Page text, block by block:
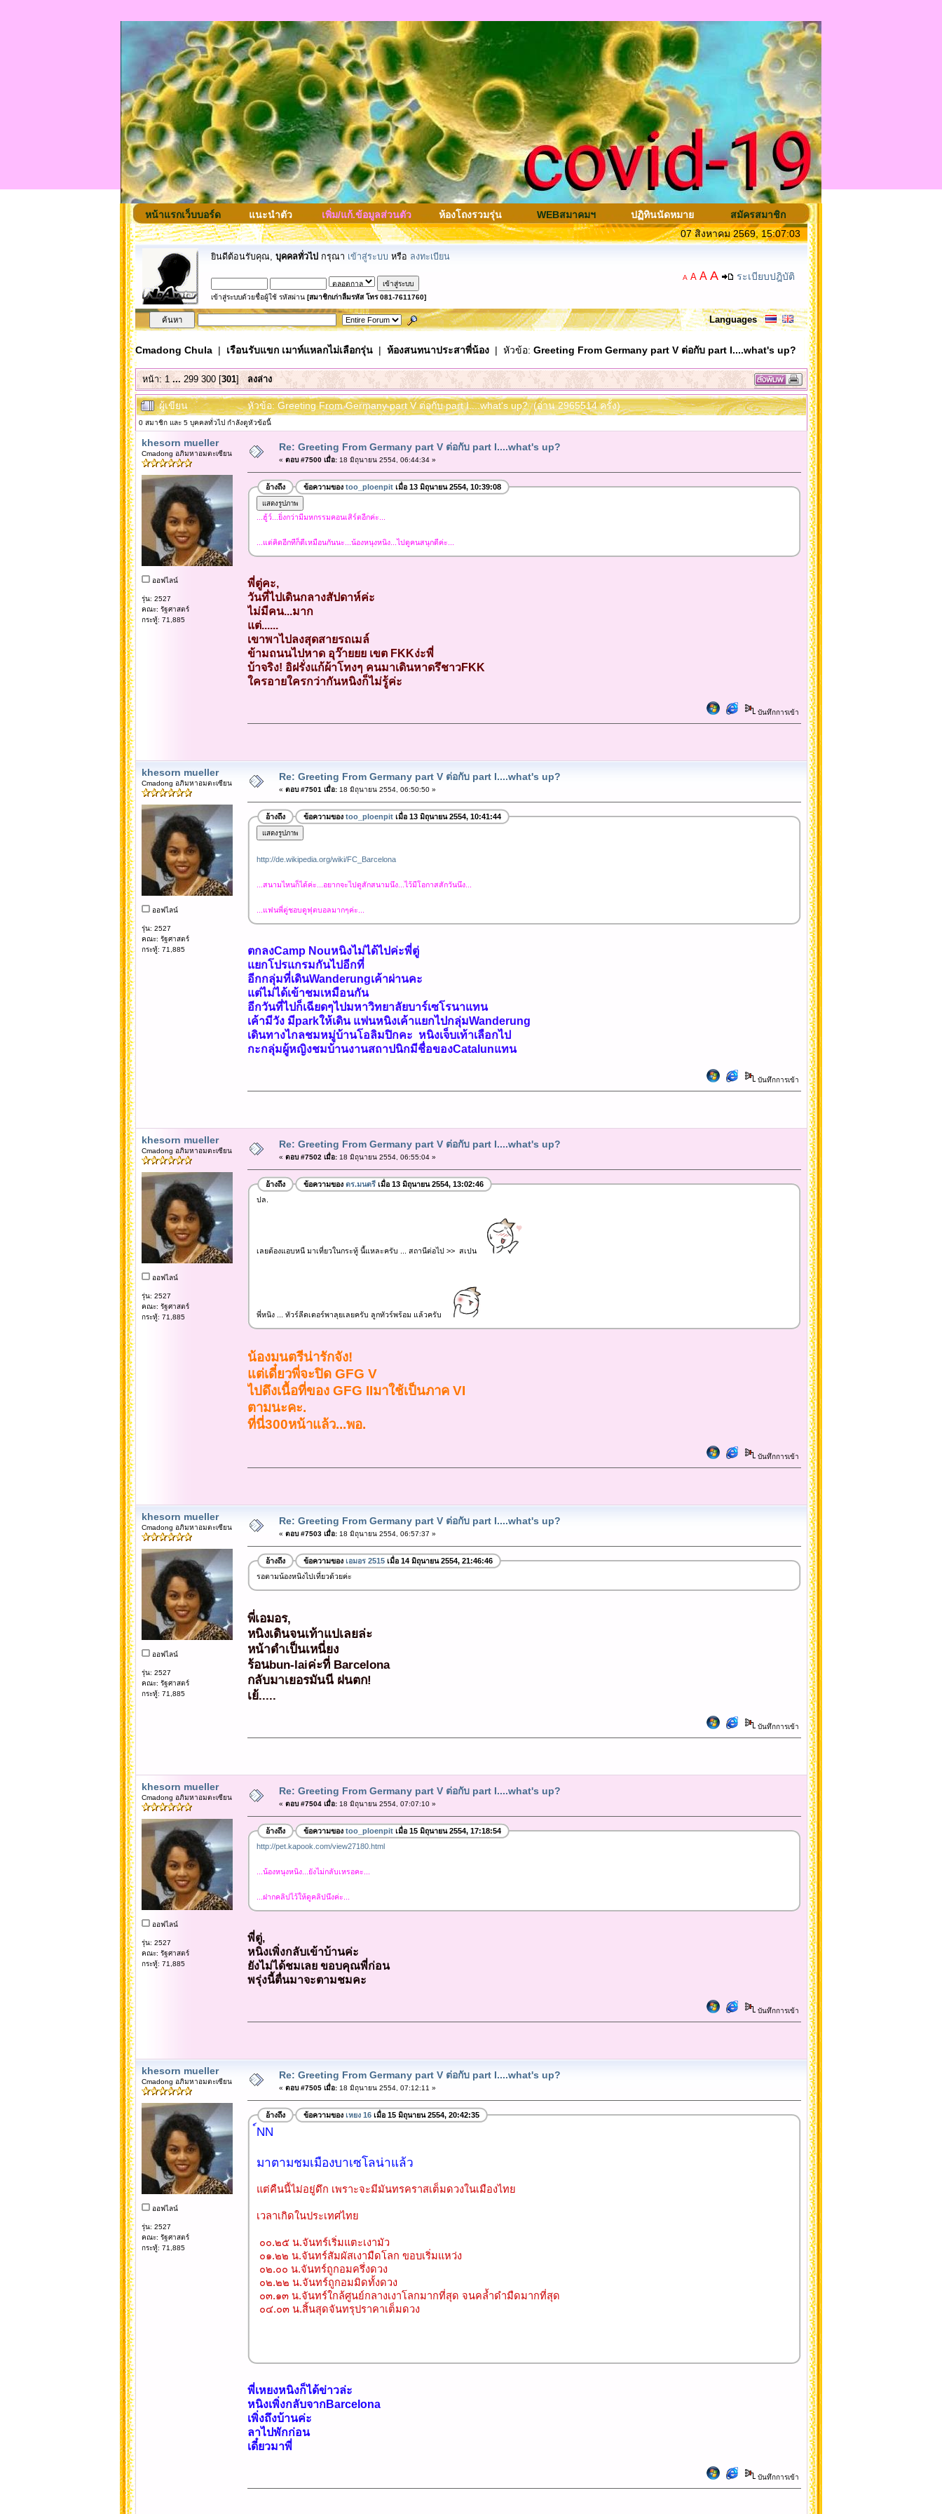
หน้าแรกเว็บบอร์ด แนะนำตัว เพิ่ม/แก้.ข้อมูลส่วนตัว ห้องโถงรวมรุ่น WEBสมาคมฯ ปฏิทินนัดหมาย
สมัครสมาชิก
07 สิงหาคม 2569, 15:07:03
ยินดีต้อนรับคุณ, บุคคลทั่วไป กรุณา เข้าสู่ระบบ หรือ ลงทะเบียน
เข้าสู่ระบบด้วยชื่อผู้ใช้ รหัสผ่าน [สมาชิกเก่าลืมรหัส โทร 081-7611760]
A A A A ระเบียบปฎิบัติ
Languages
Cmadong Chula| เรือนรับแขก เมาท์แหลกไม่เลือกรุ่น| ห้องสนทนาประสาพี่น้อง| หัวข้อ: Greeting From Germany part V ต่อกับ part I....what's up?
หน้า:1 ... 299 300[301]ลงล่าง
ผู้เขียน หัวข้อ: Greeting From Germany part V ต่อกับ part I....what's up? (อ่าน 2965514 ครั้ง)
0 สมาชิก และ 5 บุคคลทั่วไป กำลังดูหัวข้อนี้
khesorn mueller
Cmadong อภิมหาอมตะเซียน
ออฟไลน์
รุ่น: 2527
คณะ: รัฐศาสตร์
กระทู้: 71,885
Re: Greeting From Germany part V ต่อกับ part I....what's up?
« ตอบ #7500 เมื่อ:18 มิถุนายน 2554, 06:44:34 »
อ้างถึง ข้อความของ too_ploenpitเมื่อ 13 มิถุนายน 2554, 10:39:08
...ฮู้ว์...ยิ่งกว่ามีมหกรรมคอนเสิร์ตอีกค่ะ...
...แต่คิดอีกทีก็ดีเหมือนกันนะ...น้องหนุงหนิง...ไปดูคนสนุกดีค่ะ...
พี่ตู่คะ,
วันที่ไปเดินกลางสัปดาห์ค่ะ
ไม่มีคน...มาก
แต่......
เขาพาไปลงสุดสายรถเมล์
ข้ามถนนไปหาด อุว๊ายยย เขต FKKง่ะพี่
บ้าจริง! อิฝรั่งแก้ผ้าโทงๆ คนมาเดินหาดรึชาวFKK
ใครอายใครกว่ากันหนิงก็ไม่รู้ค่ะ
บันทึกการเข้า
khesorn mueller
Cmadong อภิมหาอมตะเซียน
ออฟไลน์
รุ่น: 2527
คณะ: รัฐศาสตร์
กระทู้: 71,885
Re: Greeting From Germany part V ต่อกับ part I....what's up?
« ตอบ #7501 เมื่อ:18 มิถุนายน 2554, 06:50:50 »
อ้างถึง ข้อความของ too_ploenpitเมื่อ 13 มิถุนายน 2554, 10:41:44
http://de.wikipedia.org/wiki/FC_Barcelona
...สนามไหนก็ได้ค่ะ...อยากจะไปดูสักสนามนึง...ไว้มีโอกาสสักวันนึง...
...แฟนพี่ตู่ชอบดูฟุตบอลมากๆค่ะ...
ตกลงCamp Nouหนิงไม่ได้ไปค่ะพี่ตู่
แยกโปรแกรมกันไปอีกที่
อีกกลุ่มที่เดินWanderungเค้าผ่านคะ
แต่ไม่ได้เข้าชมเหมือนกัน
อีกวันที่ไปก็เฉียดๆไปมหาวิทยาลัยบาร์เซโรนาแทน
เค้ามีวัง มีparkให้เดิน แฟนหนิงเค้าแยกไปกลุ่มWanderung
เดินทางไกลชมหมู่บ้านโอลิมปิกคะ หนิงเจ็บเท้าเลือกไป
กะกลุ่มผู้หญิงชมบ้านงานสถาปนิกมีชื่อของCatalunแทน
บันทึกการเข้า
khesorn mueller
Cmadong อภิมหาอมตะเซียน
ออฟไลน์
รุ่น: 2527
คณะ: รัฐศาสตร์
กระทู้: 71,885
Re: Greeting From Germany part V ต่อกับ part I....what's up?
« ตอบ #7502 เมื่อ:18 มิถุนายน 2554, 06:55:04 »
อ้างถึง ข้อความของ ดร.มนตรีเมื่อ 13 มิถุนายน 2554, 13:02:46
ปล.
เลยต้องแอบหนี มาเที่ยวในกระทู้ นี้แหละครับ ... สถานีต่อไป >> สเปน
พี่หนิง ... ทัวร์ลีดเดอร์พาลุยเลยครับ ลูกทัวร์พร้อม แล้วครับ
น้องมนตรีน่ารักจัง!
แต่เดี๋ยวพี่จะปิด GFG V
ไปดึงเนื้อที่ของ GFG IIมาใช้เป็นภาค VI
ตามนะคะ.
ที่นี่300หน้าแล้ว...พอ.
บันทึกการเข้า
khesorn mueller
Cmadong อภิมหาอมตะเซียน
ออฟไลน์
รุ่น: 2527
คณะ: รัฐศาสตร์
กระทู้: 71,885
Re: Greeting From Germany part V ต่อกับ part I....what's up?
« ตอบ #7503 เมื่อ:18 มิถุนายน 2554, 06:57:37 »
อ้างถึง ข้อความของ เอมอร 2515เมื่อ 14 มิถุนายน 2554, 21:46:46
รอตามน้องหนิงไปเที่ยวด้วยค่ะ
พี่เอมอร,
หนิงเดินจนเท้าแปเลยล่ะ
หน้าดำเป็นเหนี่ยง
ร้อนbun-laiค่ะที่ Barcelona
กลับมาเยอรมันนี ฝนตก!
เย้.....
บันทึกการเข้า
khesorn mueller
Cmadong อภิมหาอมตะเซียน
ออฟไลน์
รุ่น: 2527
คณะ: รัฐศาสตร์
กระทู้: 71,885
Re: Greeting From Germany part V ต่อกับ part I....what's up?
« ตอบ #7504 เมื่อ:18 มิถุนายน 2554, 07:07:10 »
อ้างถึง ข้อความของ too_ploenpitเมื่อ 15 มิถุนายน 2554, 17:18:54
http://pet.kapook.com/view27180.html
...น้องหนุงหนิง...ยังไม่กลับเหรอคะ...
...ฝากคลิปไว้ให้ดูคลิปนึงค่ะ...
พี่ตู่,
หนิงเพิ่งกลับเข้าบ้านค่ะ
ยังไม่ได้ชมเลย ขอบคุณพี่ก่อน
พรุ่งนี้ตื่นมาจะตามชมคะ
บันทึกการเข้า
khesorn mueller
Cmadong อภิมหาอมตะเซียน
ออฟไลน์
รุ่น: 2527
คณะ: รัฐศาสตร์
กระทู้: 71,885
Re: Greeting From Germany part V ต่อกับ part I....what's up?
« ตอบ #7505 เมื่อ:18 มิถุนายน 2554, 07:12:11 »
อ้างถึง ข้อความของ เหยง 16เมื่อ 15 มิถุนายน 2554, 20:42:35
์NN
มาตามชมเมืองบาเซโลน่าแล้ว
แต่คืนนี้ไม่อยู่ดึก เพราะจะมีมันทรคราสเต็มดวงในเมืองไทย
เวลาเกิดในประเทศไทย
๐๐.๒๕ น.จันทร์เริ่มแตะเงามัว
๐๑.๒๒ น.จันทร์สัมผัสเงามืดโลก ขอบเริ่มแหว่ง
๐๒.๐๐ น.จันทร์ถูกอมครึ่งดวง
๐๒.๒๒ น.จันทร์ถูกอมมิดทั้งดวง
๐๓.๑๓ น.จันทร์ใกล้ศูนย์กลางเงาโลกมากที่สุด จนคล้ำดำมืดมากที่สุด
๐๔.๐๓ น.สิ้นสุดจันทรุปราคาเต็มดวง
พี่เหยงหนิงก็ได้ข่าวล่ะ
หนิงเพิ่งกลับจากBarcelona
เพิ่งถึงบ้านค่ะ
ลาไปพักก่อน
เดี๋ยวมาพี่
บันทึกการเข้า